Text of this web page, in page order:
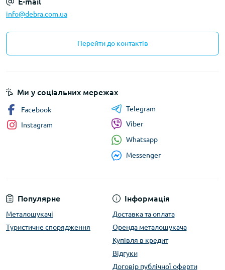
info@debra.com.ua
Перейти до контактів
Популярне
Металошукачі
Туристичне спорядження
Інформація
Доставка та оплата
Оренда металошукача
Купівля в кредит
Відгуки
Договір публічної оферти
Ми у соціальних мережах
Facebook
Instagram
Telegram
Viber
Whatsapp
Messenger